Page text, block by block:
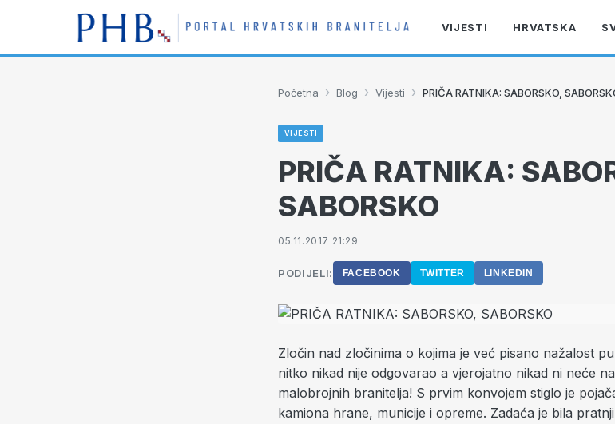
VIJESTI HRVATSKA
Početna › Blog › Vijesti › PRIČA RATNIKA: SABORSKO,
VIJESTI
PRIČA RATNIKA:
SABORSKO
05.11.2017 21:29
PODIJELI: FACEBOOK TWITTER LINKEDIN
Zločin nad zločinima o kojima je već pisano nažalost
nitko nikad nije odgovarao a vjerojatno nikad ni neće
malobrojnih branitelja! S prvim konvojem stiglo je
kamiona hrane, municije i opreme. Zadaća je bila